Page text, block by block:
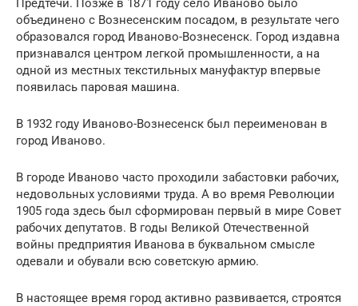
Предтечи. Позже в 1871 году село Иваново было
объединено с Вознесенским посадом, в результате чего
образовался город Иваново-Вознесенск. Город издавна
признавался центром легкой промышленности, а на
одной из местных текстильных мануфактур впервые
появилась паровая машина.
В 1932 году Иваново-Вознесенск был переименован в
город Иваново.
В городе Иваново часто проходили забастовки рабочих,
недовольных условиями труда. А во время Революции
1905 года здесь был сформирован первый в мире Совет
рабочих депутатов. В годы Великой Отечественной
войны предприятия Иванова в буквальном смысле
одевали и обували всю советскую армию.
В настоящее время город активно развивается, строятся